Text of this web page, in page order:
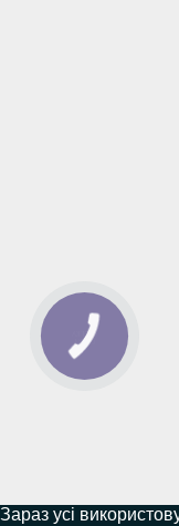
Зараз усі